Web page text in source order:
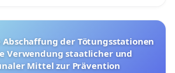
Verwendung staatlicher und
Mittel zur Prävention